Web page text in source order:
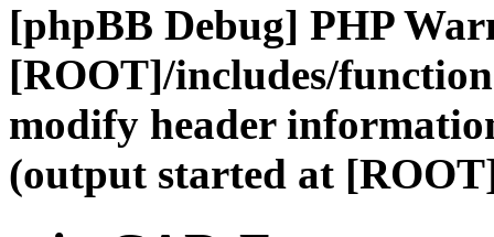
[phpBB Debug] PHP
[ROOT]/includes/
modify header
(output started at